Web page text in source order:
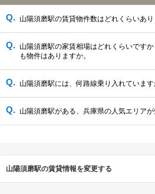
山陽須磨駅の賃貸物件数はどれくらいあり
山陽須磨駅の家賃相場はどれくらいです
も物件はありますか。
山陽須磨駅には、何路線乗り入れています
山陽須磨駅がある、兵庫県の人気エリアが
山陽須磨駅の賃貸情報を変更する